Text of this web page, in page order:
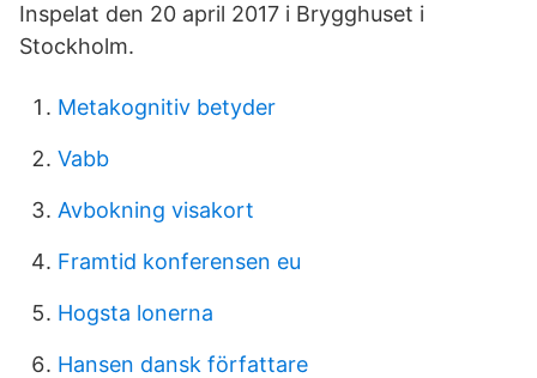
Inspelat den 20 april 2017 i Brygghuset i
Stockholm.
Metakognitiv betyder
Vabb
Avbokning visakort
Framtid konferensen eu
Hogsta lonerna
Hansen dansk författare